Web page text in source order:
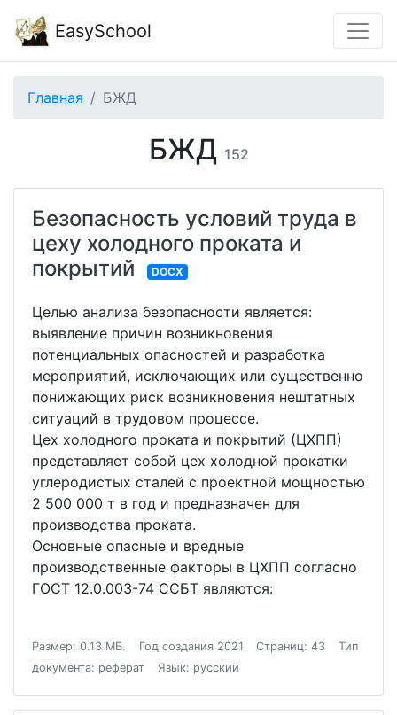
EasySchool
Главная БЖД
БЖД 152
Безопасность условий труда в
цеху холодного проката и
покрытий
DOCX
Целью анализа безопасности является:
выявление причин возникновения
потенциальных опасностей и разработка
мероприятий, исключающих или существенно
понижающих риск возникновения нештатных
ситуаций в трудовом процессе.
Цех холодного проката и покрытий (ЦХПП)
представляет собой цех холодной прокатки
углеродистых сталей с проектной мощностью
2 500 000 т в год и предназначен для
производства проката.
Основные опасные и вредные
производственные факторы в ЦХПП согласно
ГОСТ 12.0.003-74 ССБТ являются:
Размер: 0.13 МБ. Год создания 2021 Страниц: 43
Тип
документа: реферат
Язык: русский